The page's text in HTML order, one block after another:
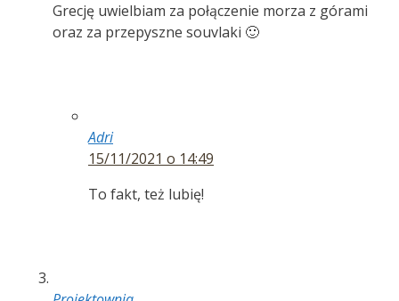
Grecję uwielbiam za połączenie morza z górami
oraz za przepyszne souvlaki 🙂
Adri
15/11/2021 o 14:49
To fakt, też lubię!